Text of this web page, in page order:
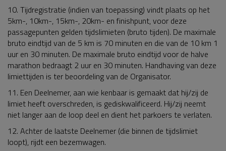
10. Tijdregistratie (indien van toepassing) vindt plaats op het
5km-, 10km-, 15km-, 20km- en finishpunt, voor deze
passagepunten gelden tijdslimieten (bruto tijden). De maximale
bruto eindtijd van de 5 km is 70 minuten en die van de 10 km 1
uur en 30 minuten. De maximale bruto eindtijd voor de halve
marathon bedraagt 2 uur en 30 minuten. Handhaving van deze
limiettijden is ter beoordeling van de Organisator.
11. Een Deelnemer, aan wie kenbaar is gemaakt dat hij/zij de
limiet heeft overschreden, is gediskwalificeerd. Hij/zij neemt
niet langer aan de loop deel en dient het parkoers te verlaten.
12. Achter de laatste Deelnemer (die binnen de tijdslimiet
loopt), rijdt een bezemwagen.